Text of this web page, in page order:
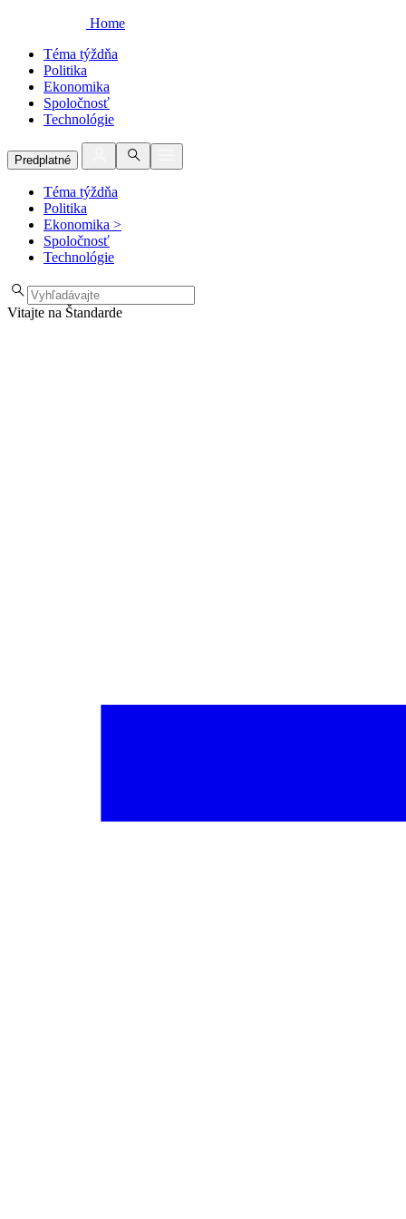
Home
Téma týždňa
Politika
Ekonomika
Spoločnosť
Technológie
Predplatné
Téma týždňa
Politika
Ekonomika >
Spoločnosť
Technológie
Vitajte na Štandarde